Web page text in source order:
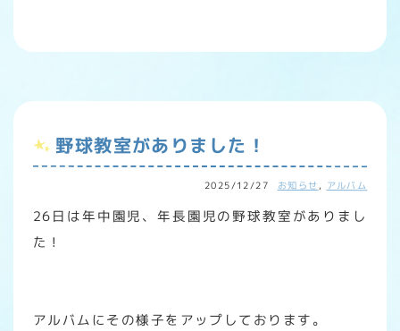
野球教室がありました！
2025/12/27 お知らせ , アルバム
26日は年中園児、年長園児の野球教室がありまし
た！
アルバムにその様子をアップしております。